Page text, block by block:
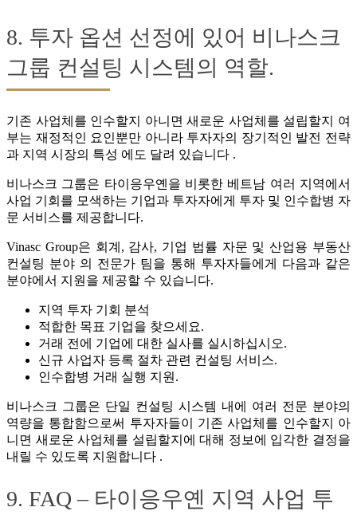
8. 투자 옵션 선정에 있어 비나스크
그룹 컨설팅 시스템의 역할.
기존 사업체를 인수할지 아니면 새로운 사업체를 설립할지 여
부는 재정적인 요인뿐만 아니라 투자자의 장기적인 발전 전략
과 지역 시장의 특성 에도 달려 있습니다 .
비나스크 그룹은 타이응우옌을 비롯한 베트남 여러 지역에서
사업 기회를 모색하는 기업과 투자자에게 투자 및 인수합병 자
문 서비스를 제공합니다.
Vinasc Group은 회계, 감사, 기업 법률 자문 및 산업용 부동산
컨설팅 분야 의 전문가 팀을 통해 투자자들에게 다음과 같은
분야에서 지원을 제공할 수 있습니다.
지역 투자 기회 분석
적합한 목표 기업을 찾으세요.
거래 전에 기업에 대한 실사를 실시하십시오.
신규 사업자 등록 절차 관련 컨설팅 서비스.
인수합병 거래 실행 지원.
비나스크 그룹은 단일 컨설팅 시스템 내에 여러 전문 분야의
역량을 통합함으로써 투자자들이 기존 사업체를 인수할지 아
니면 새로운 사업체를 설립할지에 대해 정보에 입각한 결정을
내릴 수 있도록 지원합니다 .
9. FAQ – 타이응우옌 지역 사업 투